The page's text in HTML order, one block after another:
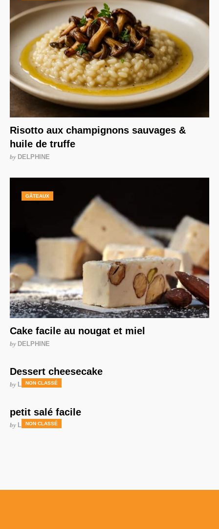
Risotto aux champignons sauvages &
huile de truffe
by DELPHINE
GÂTEAUX
Cake facile au nougat et miel
by DELPHINE
NON CLASSÉ
Dessert cheesecake
by LAURENCE
NON CLASSÉ
petit salé facile
by LAURENCE